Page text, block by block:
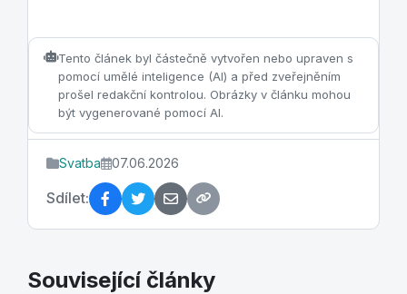
Tento článek byl částečně vytvořen nebo upraven s
pomocí umělé inteligence (AI) a před zveřejněním
prošel redakční kontrolou. Obrázky v článku mohou
být vygenerované pomocí AI.
Svatba 07.06.2026
Sdílet:
Související články